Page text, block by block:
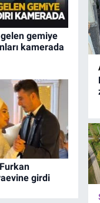
gemiye
kamerada
girdi